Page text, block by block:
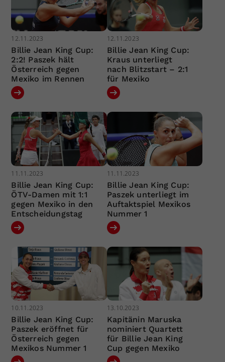
12.11.2023
Billie Jean King Cup:
2:2! Paszek hält
Österreich gegen
Mexiko im Rennen
12.11.2023
Billie Jean King Cup:
Kraus unterliegt
nach Blitzstart – 2:1
für Mexiko
11.11.2023
Billie Jean King Cup:
ÖTV-Damen mit 1:1
gegen Mexiko in den
Entscheidungstag
11.11.2023
Billie Jean King Cup:
Paszek unterliegt im
Auftaktspiel Mexikos
Nummer 1
10.11.2023
Billie Jean King Cup:
Paszek eröffnet für
Österreich gegen
Mexikos Nummer 1
13.10.2023
Kapitänin Maruska
nominiert Quartett
für Billie Jean King
Cup gegen Mexiko